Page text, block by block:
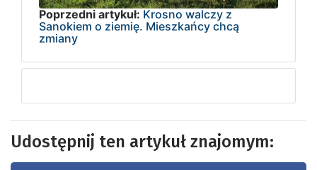
Poprzedni artykuł: Krosno walczy z
Sanokiem o ziemię. Mieszkańcy chcą
zmiany
Udostępnij ten artykuł znajomym: